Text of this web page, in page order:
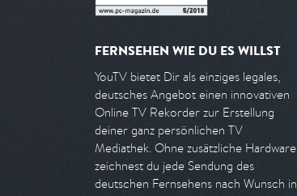
FERNSEHEN WIE DU ES WILLST
YouTV bietet Dir als einziges legales,
deutsches Angebot einen innovativen
Online TV Rekorder zur Erstellung
deiner ganz persönlichen TV
Mediathek. Ohne zusätzliche Hardware
zeichnest du jede Sendung des
deutschen Fernsehens nach Wunsch in